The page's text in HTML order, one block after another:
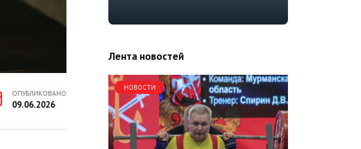
ОПУБЛИКОВАНО
09.06.2026
Лента новостей
НОВОСТИ